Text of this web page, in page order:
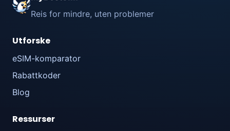
Reis for mindre, uten problemer
Utforske
eSIM-komparator
Rabattkoder
Blog
Ressurser